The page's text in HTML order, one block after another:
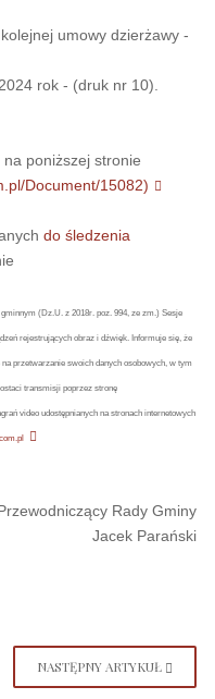
umowy dzierżawy -
rok - (druk nr 10).
na poniższej stronie
Document/15082)
do śledzenia
(Dz.U. z 2018r. poz. 994, ze zm.) Sesje
rejestrujących obraz i dźwięk. Informuje się, że
przetwarzanie swoich danych osobowych, w tym
transmisji poprzez stronę
video udostępnianych na stronach internetowych
Rady Gminy
Jacek Parański
NASTĘPNY ARTYKUŁ